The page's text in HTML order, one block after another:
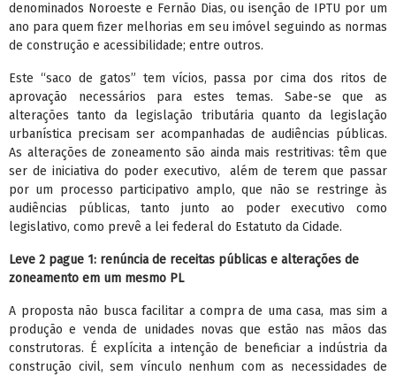
denominados Noroeste e Fernão Dias, ou isenção de IPTU por um
ano para quem fizer melhorias em seu imóvel seguindo as normas
de construção e acessibilidade; entre outros.
Este “saco de gatos” tem vícios, passa por cima dos ritos de
aprovação necessários para estes temas. Sabe-se que as
alterações tanto da legislação tributária quanto da legislação
urbanística precisam ser acompanhadas de audiências públicas.
As alterações de zoneamento são ainda mais restritivas: têm que
ser de iniciativa do poder executivo, além de terem que passar
por um processo participativo amplo, que não se restringe às
audiências públicas, tanto junto ao poder executivo como
legislativo, como prevê a lei federal do Estatuto da Cidade.
Leve 2 pague 1: renúncia de receitas públicas e alterações de
zoneamento em um mesmo PL
A proposta não busca facilitar a compra de uma casa, mas sim a
produção e venda de unidades novas que estão nas mãos das
construtoras. É explícita a intenção de beneficiar a indústria da
construção civil, sem vínculo nenhum com as necessidades de